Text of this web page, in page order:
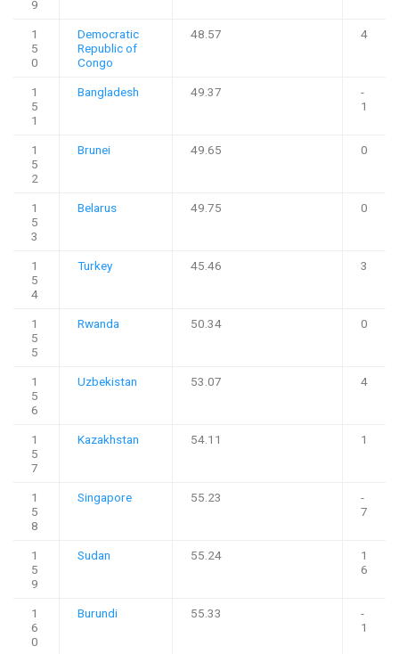
9
1
5
0
Democratic
Republic of
Congo
48.57 4
1
5
1
Bangladesh 49.37
-
1
1
5
2
Brunei 49.65 0
1
5
3
Belarus 49.75 0
1
5
4
Turkey 45.46 3
1
5
5
Rwanda 50.34 0
1
5
6
Uzbekistan 53.07 4
1
5
7
Kazakhstan 54.11 1
1
5
8
Singapore 55.23
-
7
1
5
9
Sudan 55.24
1
6
1
6
0
Burundi 55.33
-
1